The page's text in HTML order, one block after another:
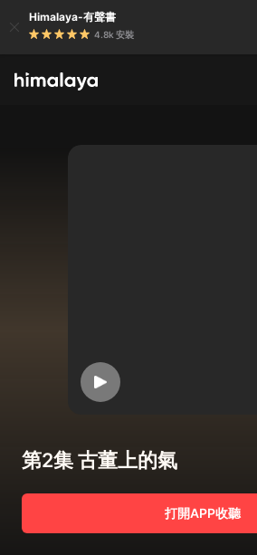
Himalaya-有聲書
4.8k 安裝
第2集 古董上的氣
打開APP收聽